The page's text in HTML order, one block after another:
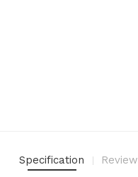
Specification Review